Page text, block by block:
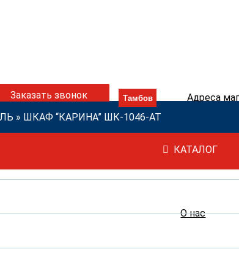
Заказать звонок Адреса
О нас
» ШКАФ “КАРИНА” ШК-1046-АТ
КАТАЛОГ